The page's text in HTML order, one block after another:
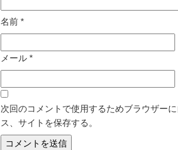
名前 *
メール *
次回のコメントで使用するためブラウザー
ス、サイトを保存する。